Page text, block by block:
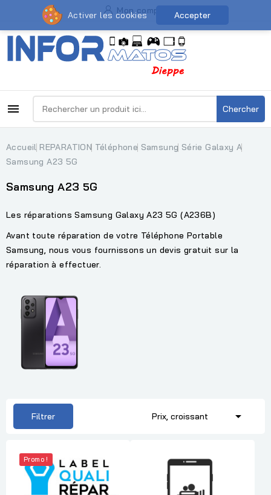
Mon compte
 Chercher
Accueil REPARATION Téléphone Samsung Série Galaxy A
Samsung A23 5G
Samsung A23 5G
Les réparations Samsung Galaxy A23 5G (A236B)
Avant toute réparation de votre Téléphone Portable
Samsung, nous vous fournissons un devis gratuit sur la
réparation à effectuer.
Filtrer Prix, croissant 
Promo !
Activer les cookies Accepter